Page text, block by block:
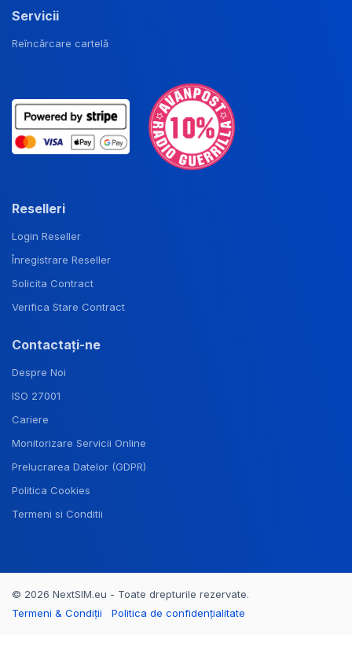
Servicii
Reîncărcare cartelă
Reselleri
Login Reseller
Înregistrare Reseller
Solicita Contract
Verifica Stare Contract
Contactați-ne
Despre Noi
ISO 27001
Cariere
Monitorizare Servicii Online
Prelucrarea Datelor (GDPR)
Politica Cookies
Termeni si Conditii
© 2026 NextSIM.eu - Toate drepturile rezervate.
Termeni & Condiții
Politica de confidențialitate